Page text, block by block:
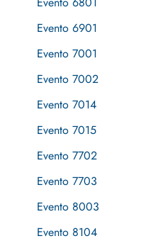
Evento 6901
Evento 7001
Evento 7002
Evento 7014
Evento 7015
Evento 7702
Evento 7703
Evento 8003
Evento 8104